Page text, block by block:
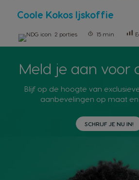
Coole Kokos Ijskoffie
2 porties 15 min
Meld je aan voor
Blijf op de hoogte van
aanbevelingen op maat en
SCHRIJF JE NU IN!